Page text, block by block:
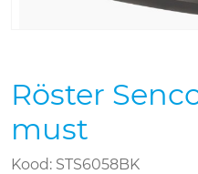
Röster
must
Kood: STS6058BK